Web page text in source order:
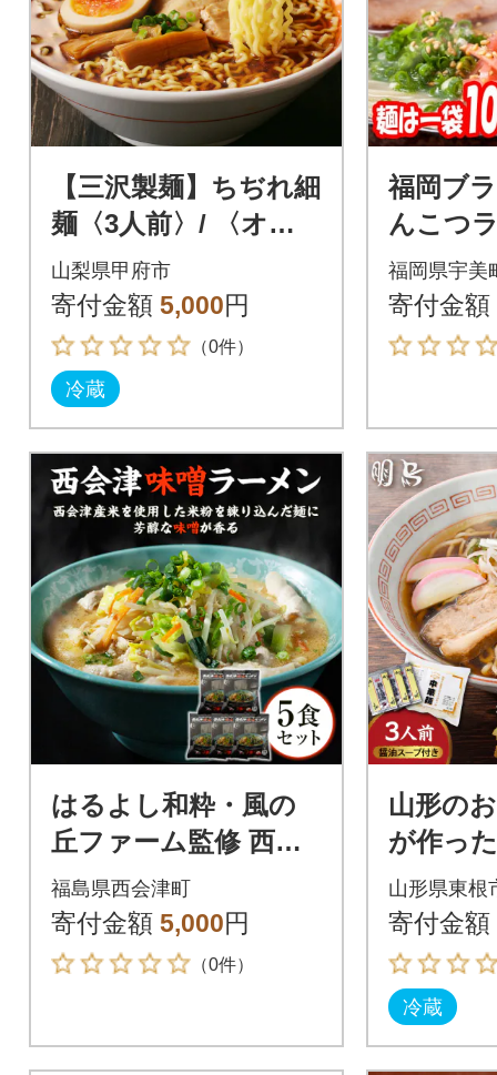
【三沢製麺】ちぢれ細
麺〈3人前〉/ 〈オリ
ジナル醤油ラーメン
スープ〉×1セット
山梨県甲府市
寄付金額 5,000円
（0件）
冷蔵
福岡ブ
んこつ
4種類の
岡産ス
G)(宇美
福岡県宇美
寄付金額
はるよし和粋・風の
丘ファーム監修 西会
津味噌ラーメン 5食セ
ット F4D-0223
福島県西会津町
寄付金額 5,000円
（0件）
山形の
が作っ
ダレ付
根市
山形県東根
寄付金額
冷蔵